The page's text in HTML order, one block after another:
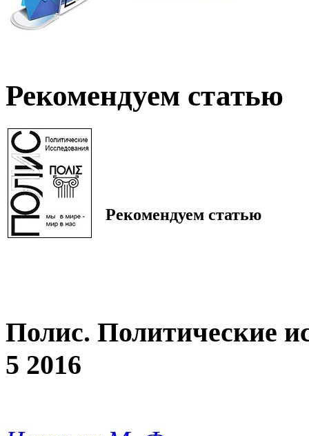
Рекомендуем статью
Рекомендуем статью
Полис. Политические
5 2016